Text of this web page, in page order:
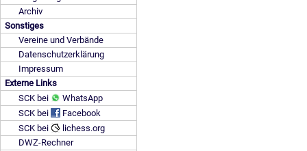
Archiv
Sonstiges
Vereine und Verbände
Datenschutzerklärung
Impressum
Externe Links
SCK bei
WhatsApp
SCK bei
Facebook
SCK bei
lichess.org
DWZ-Rechner